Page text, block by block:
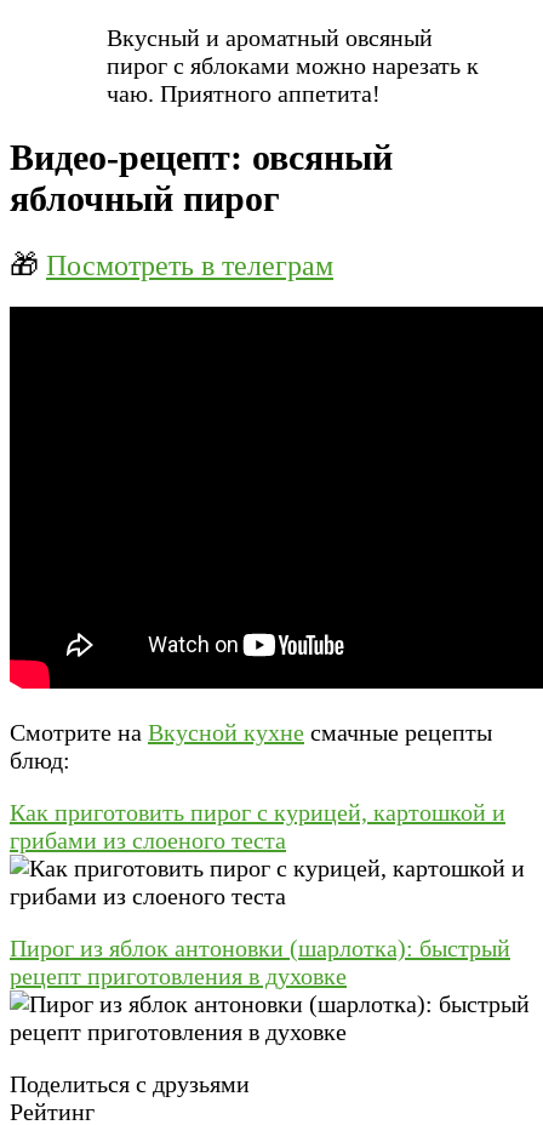
Вкусный и ароматный овсяный
пирог с яблоками можно нарезать к
чаю. Приятного аппетита!
Видео-рецепт: овсяный
яблочный пирог
🎁 Посмотреть в телеграм
Смотрите на Вкусной кухне смачные рецепты
блюд:
Как приготовить пирог с курицей, картошкой и
грибами из слоеного теста
Пирог из яблок антоновки (шарлотка): быстрый
рецепт приготовления в духовке
Поделиться с друзьями
Рейтинг